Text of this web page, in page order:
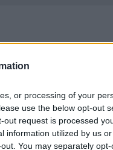
or processing of your
use the below opt-out
request is processed
information utilized by us
You may separately
на ANA.
Индонезия, за
да отвори